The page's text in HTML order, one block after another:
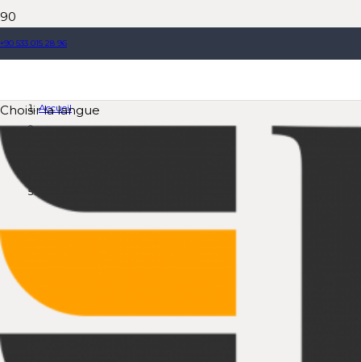
+90 533 015 28 96
Choisir la langue
Accueil